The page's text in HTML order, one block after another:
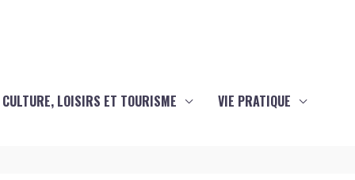
CULTURE, LOISIRS ET TOURISME VIE PRATIQUE